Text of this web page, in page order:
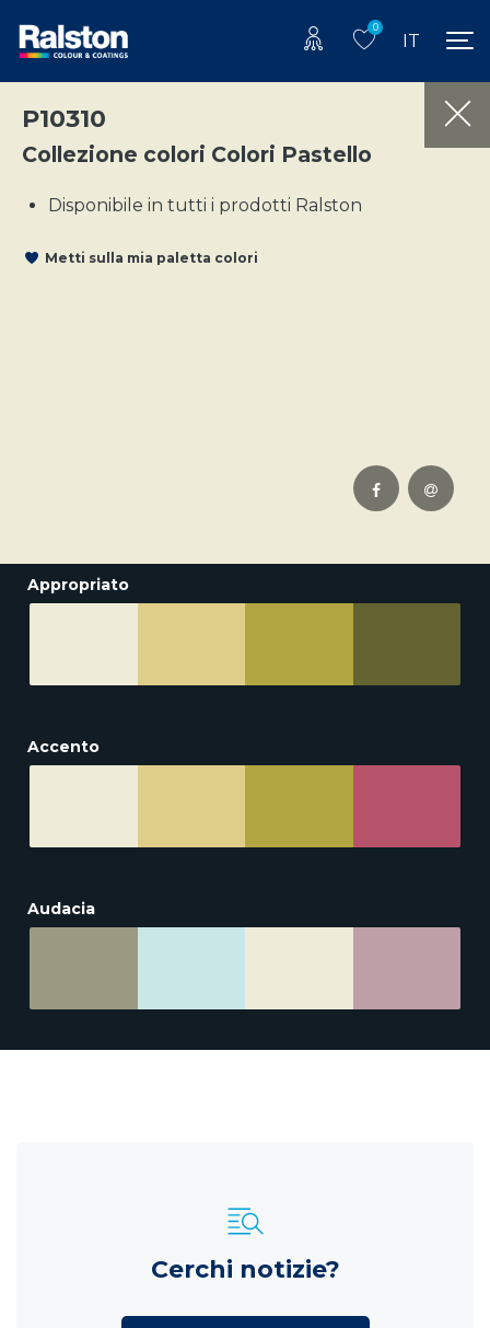
0
IT
P10310
Collezione colori Colori Pastello
Disponibile in tutti i prodotti Ralston
Metti sulla mia paletta colori
Appropriato
Accento
Audacia
Cerchi notizie?